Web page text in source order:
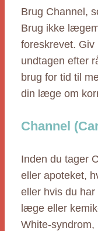
Brug Channel,
Brug ikke
foreskrevet.
undtagen efter
brug for tid til
din læge om
Channel
Inden du tager
eller apoteket,
eller hvis du
læge eller
White-syndrom,